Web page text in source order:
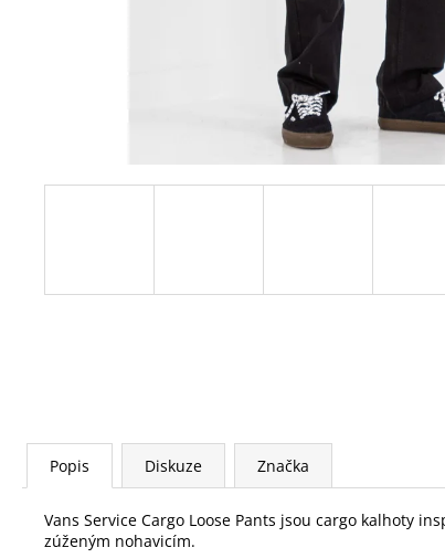
Popis Diskuze Značka
Vans Service Cargo Loose Pants jsou cargo kalhoty
zúženým nohavicím.